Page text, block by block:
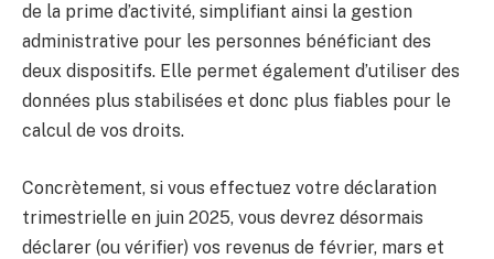
de la prime d’activité, simplifiant ainsi la gestion
administrative pour les personnes bénéficiant des
deux dispositifs. Elle permet également d’utiliser des
données plus stabilisées et donc plus fiables pour le
calcul de vos droits.
Concrètement, si vous effectuez votre déclaration
trimestrielle en juin 2025, vous devrez désormais
déclarer (ou vérifier) vos revenus de février, mars et